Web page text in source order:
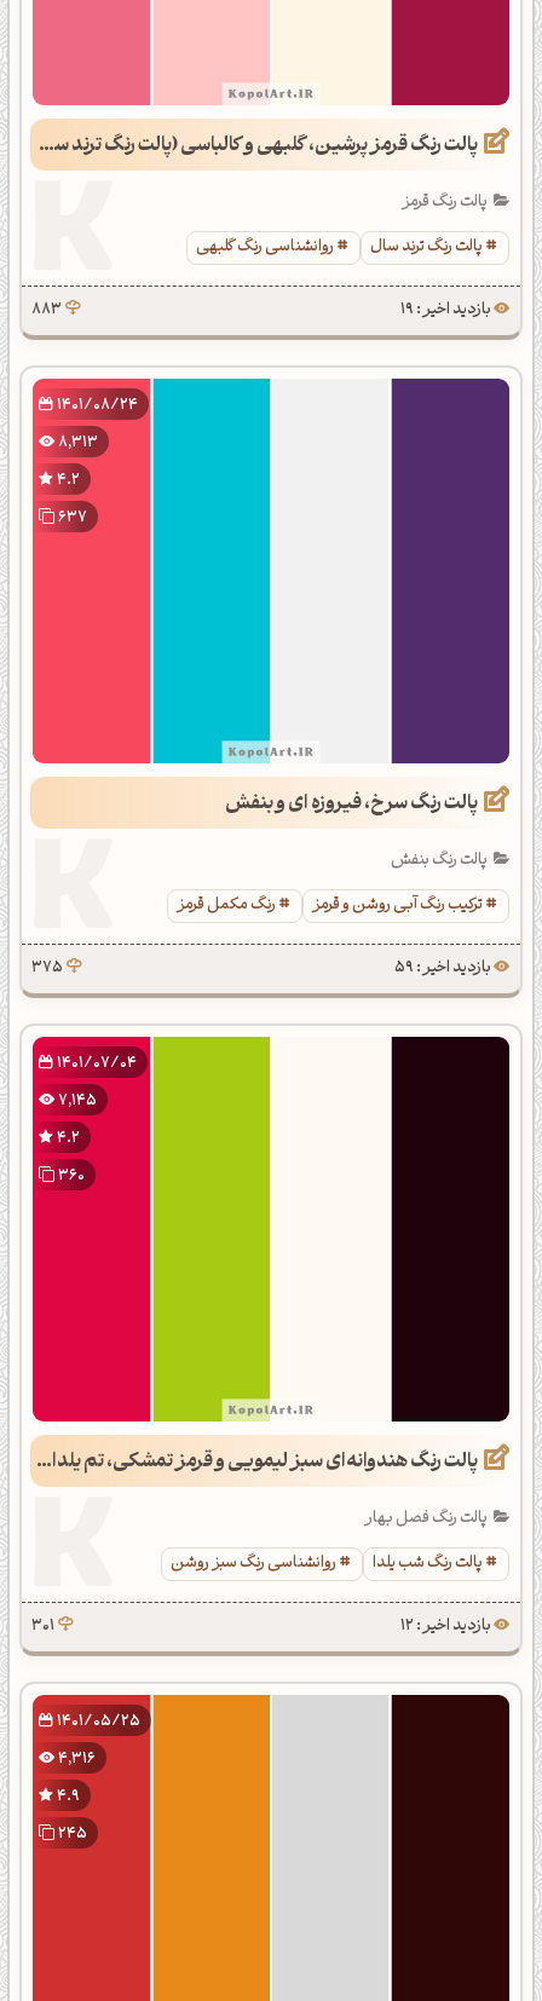
پالت رنگ قرمز پرشین، گلبهی و کالباسی (پالت رنگ ترند سال 1402)
پالت رنگ قرمز
پالت رنگ ترند سال
روانشناسی رنگ گلبهی
بازدید اخیر : 19 883
1401/08/24
8,313
4.2
637
پالت رنگ سرخ، فیروزه ای و بنفش
پالت رنگ بنفش
ترکیب رنگ آبی روشن و قرمز
رنگ مکمل قرمز
بازدید اخیر : 59 375
1401/07/04
7,145
4.2
360
پالت رنگ هندوانه‌ای سبز لیمویی و قرمز تمشکی، تم یلدایی
پالت رنگ فصل بهار
پالت رنگ شب یلدا
روانشناسی رنگ سبز روشن
بازدید اخیر : 12 301
1401/05/25
4,316
4.9
245